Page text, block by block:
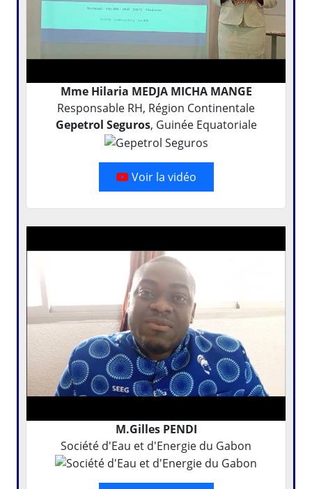
Mme Hilaria MEDJA MICHA MANGE
Responsable RH, Région Continentale
Gepetrol Seguros, Guinée Equatoriale
Voir la vidéo
M.Gilles PENDI
Société d'Eau et d'Energie du Gabon